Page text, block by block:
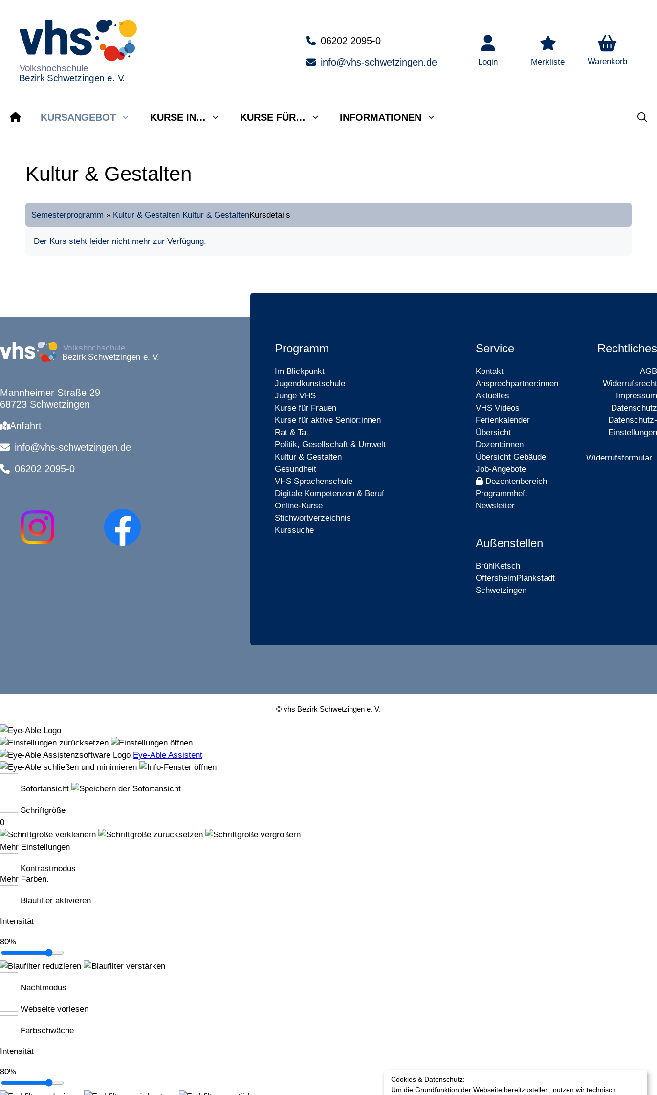
springen
06202 2095-0
info@vhs-schwetzingen.de
Login Merkliste Warenkorb
KURSANGEBOT KURSE IN… KURSE FÜR… INFORMATIONEN
Kultur & Gestalten
Semesterprogramm » Kultur & Gestalten Kultur & GestaltenKursdetails
Der Kurs steht leider nicht mehr zur Verfügung.
Mannheimer Straße 29
68723 Schwetzingen
Anfahrt
info@vhs-schwetzingen.de
06202 2095-0
Programm
Im Blickpunkt
Jugendkunstschule
Junge VHS
Kurse für Frauen
Kurse für aktive Senior:innen
Rat & Tat
Politik, Gesellschaft & Umwelt
Kultur & Gestalten
Gesundheit
VHS Sprachenschule
Digitale Kompetenzen & Beruf
Online-Kurse
Stichwortverzeichnis
Kurssuche
Service
Kontakt
Ansprechpartner:innen
Aktuelles
VHS Videos
Ferienkalender
Übersicht
Dozent:innen
Übersicht Gebäude
Job-Angebote
Dozentenbereich
Programmheft
Newsletter
Außenstellen
BrühlKetsch
OftersheimPlankstadt
Schwetzingen
Rechtliches
AGB
Widerrufsrecht
Impressum
Datenschutz
Datenschutz-
Einstellungen
Widerrufsformular
© vhs Bezirk Schwetzingen e. V.
Cookies & Datenschutz:
Um die Grundfunktion der Webseite bereitzustellen, nutzen wir technisch